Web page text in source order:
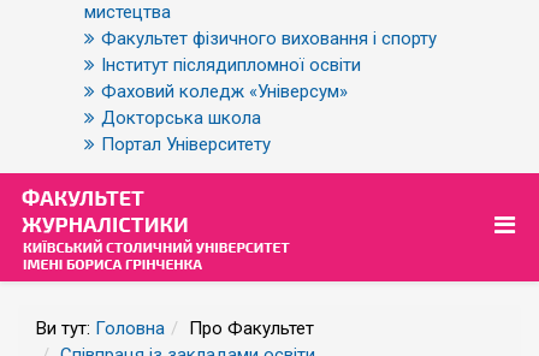
мистецтва
Факультет фізичного виховання і спорту
Інститут післядипломної освіти
Фаховий коледж «Універсум»
Докторська школа
Портал Університету
Ви тут: Головна
Про Факультет